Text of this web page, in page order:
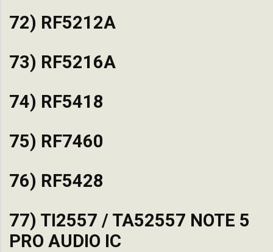
72) RF5212A
73) RF5216A
74) RF5418
75) RF7460
76) RF5428
77) TI2557 / TA52557 NOTE 5
PRO AUDIO IC